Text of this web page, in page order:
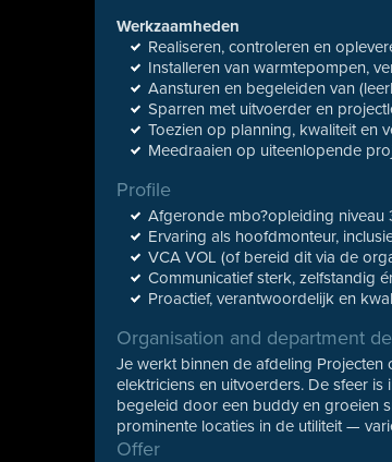
Werkzaamheden
Realiseren, controleren en
Installeren van warmtepompen,
Aansturen en begeleiden van
Sparren met uitvoerder en
Toezien op planning, kwaliteit en
Meedraaien op uiteenlopende
Profile
Afgeronde mbo?opleiding niveau
Ervaring als hoofdmonteur,
VCA VOL (of bereid dit via de
Communicatief sterk, zelfstandig
Proactief, verantwoordelijk en
Organisation and department
Je werkt binnen de afdeling Projecten
elektriciens en uitvoerders. De sfeer
begeleid door een buddy en groeien
prominente locaties in de utiliteit —
Offer